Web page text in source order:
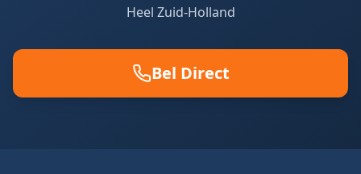
Heel Zuid-Holland
Bel Direct